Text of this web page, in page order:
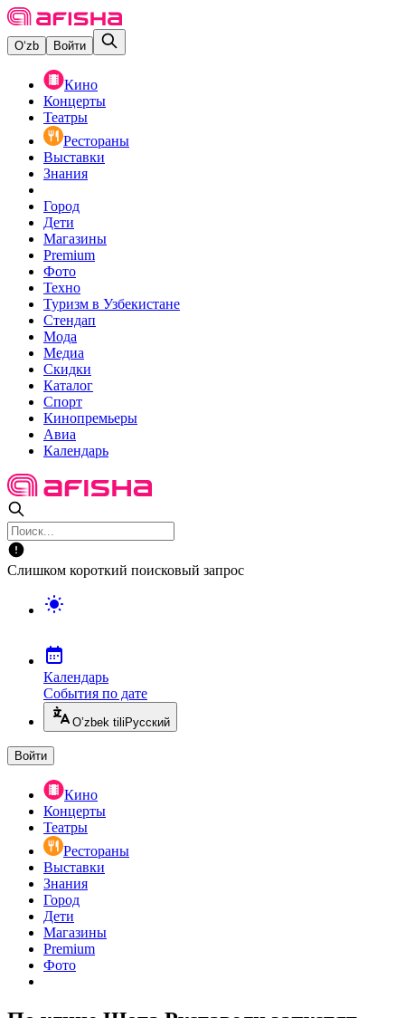
O‘zb Войти
Кино
Концерты
Театры
Рестораны
Выставки
Знания
Город
Дети
Магазины
Premium
Фото
Техно
Туризм в Узбекистане
Стендап
Мода
Медиа
Скидки
Каталог
Спорт
Кинопремьеры
Авиа
Календарь
Слишком короткий поисковый запрос
Календарь
События по дате
O’zbek tili Русский
Войти
Кино
Концерты
Театры
Рестораны
Выставки
Знания
Город
Дети
Магазины
Premium
Фото